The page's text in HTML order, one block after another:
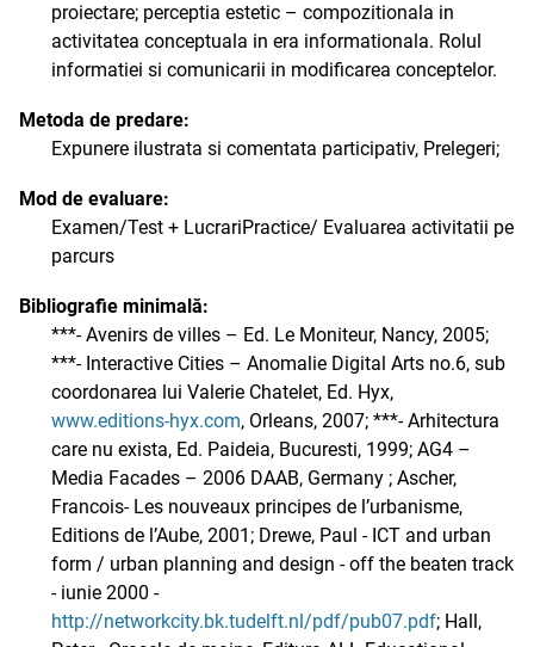
proiectare; perceptia estetic – compozitionala in
activitatea conceptuala in era informationala. Rolul
informatiei si comunicarii in modificarea conceptelor.
Metoda de predare:
Expunere ilustrata si comentata participativ, Prelegeri;
Mod de evaluare:
Examen/Test + LucrariPractice/ Evaluarea activitatii pe
parcurs
Bibliografie minimală:
***- Avenirs de villes – Ed. Le Moniteur, Nancy, 2005;
***- Interactive Cities – Anomalie Digital Arts no.6, sub
coordonarea lui Valerie Chatelet, Ed. Hyx,
www.editions-hyx.com, Orleans, 2007; ***- Arhitectura
care nu exista, Ed. Paideia, Bucuresti, 1999; AG4 –
Media Facades – 2006 DAAB, Germany ; Ascher,
Francois- Les nouveaux principes de l’urbanisme,
Editions de l’Aube, 2001; Drewe, Paul - ICT and urban
form / urban planning and design - off the beaten track
- iunie 2000 -
http://networkcity.bk.tudelft.nl/pdf/pub07.pdf; Hall,